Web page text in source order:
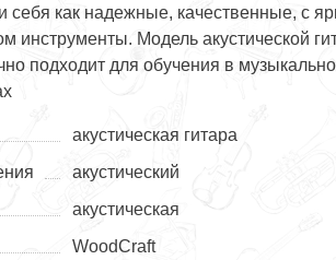
себя как надежные, качественные, с
инструменты. Модель акустической
подходит для обучения в
акустическая гитара
акустический
акустическая
WoodCraft